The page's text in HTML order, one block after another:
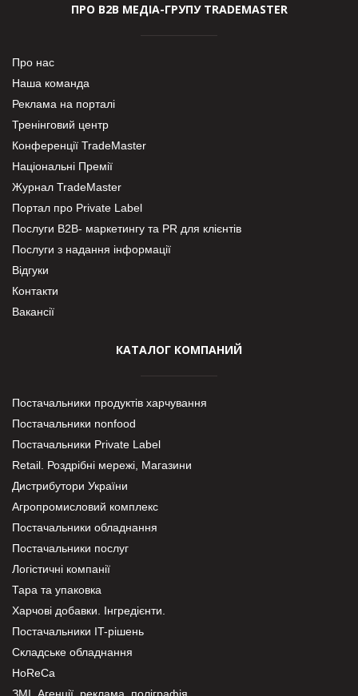
ПРО В2В МЕДІА-ГРУПУ TRADEMASTER
Про нас
Наша команда
Реклама на порталі
Тренінговий центр
Конференції TradeMaster
Національні Премії
Журнал TradeMaster
Портал про Private Label
Послуги В2В- маркетингу та PR для клієнтів
Послуги з надання інформації
Відгуки
Контакти
Вакансії
КАТАЛОГ КОМПАНИЙ
Постачальники продуктів харчування
Постачальники nonfood
Постачальники Private Label
Retail. Роздрібні мережі, Магазини
Дистрибутори України
Агропромисловий комплекс
Постачальники обладнання
Постачальники послуг
Логістичні компанії
Тара та упаковка
Харчові добавки. Інгредієнти.
Постачальники IT-рішень
Складське обладнання
HoReCa
ЗМІ, Агенції, реклама, поліграфія